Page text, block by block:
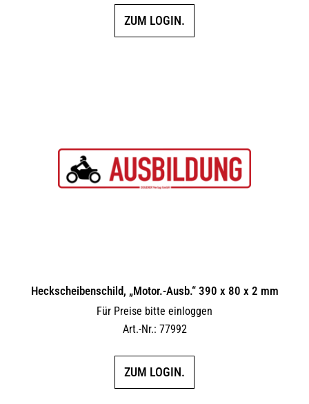
ZUM LOGIN.
Heckscheibenschild, „Motor.-Ausb.“ 390 x 80 x 2 mm
Für Preise bitte einloggen
Art.-Nr.: 77992
ZUM LOGIN.